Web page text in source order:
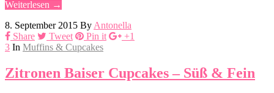
Weiterlesen →
8. September 2015 By Antonella
Share
Tweet Pin it
+1
3 In Muffins & Cupcakes
Zitronen Baiser Cupcakes – Süß & Fein